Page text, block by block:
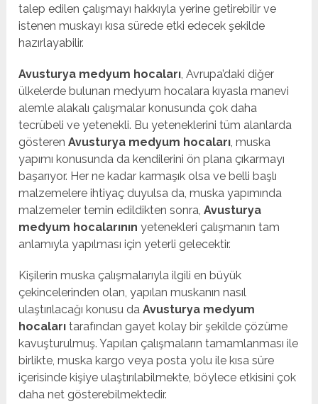
talep edilen çalışmayı hakkıyla yerine getirebilir ve
istenen muskayı kısa sürede etki edecek şekilde
hazırlayabilir.
Avusturya medyum hocaları, Avrupa’daki diğer
ülkelerde bulunan medyum hocalara kıyasla manevi
alemle alakalı çalışmalar konusunda çok daha
tecrübeli ve yetenekli. Bu yeteneklerini tüm alanlarda
gösterenAvusturya medyum hocaları, muska
yapımı konusunda da kendilerini ön plana çıkarmayı
başarıyor. Her ne kadar karmaşık olsa ve belli başlı
malzemelere ihtiyaç duyulsa da, muska yapımında
malzemeler temin edildikten sonra,Avusturya
medyum hocalarınınyetenekleri çalışmanın tam
anlamıyla yapılması için yeterli gelecektir.
Kişilerin muska çalışmalarıyla ilgili en büyük
çekincelerinden olan, yapılan muskanın nasıl
ulaştırılacağı konusu daAvusturya medyum
hocalarıtarafından gayet kolay bir şekilde çözüme
kavuşturulmuş. Yapılan çalışmaların tamamlanması ile
birlikte, muska kargo veya posta yolu ile kısa süre
içerisinde kişiye ulaştırılabilmekte, böylece etkisini çok
daha net gösterebilmektedir.